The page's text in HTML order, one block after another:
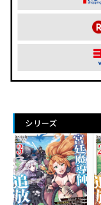
シリーズ